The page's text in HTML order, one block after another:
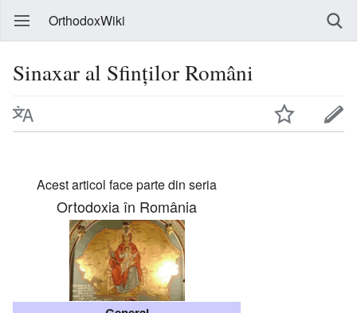
OrthodoxWiki
Sinaxar al Sfinților Români
Acest articol face parte din seria
Ortodoxia în România